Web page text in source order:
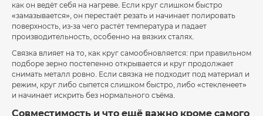
как он ведёт себя на нагреве. Если круг слишком быстро
«замазывается», он перестаёт резать и начинает полировать
поверхность, из-за чего растёт температура и падает
производительность, особенно на вязких сталях.
Связка влияет на то, как круг самообновляется: при правильном
подборе зерно постепенно открывается и круг продолжает
снимать металл ровно. Если связка не подходит под материал и
режим, круг либо сыпется слишком быстро, либо «стекленеет»
и начинает искрить без нормального съёма.
Совместимость и что ещё важно кроме самого